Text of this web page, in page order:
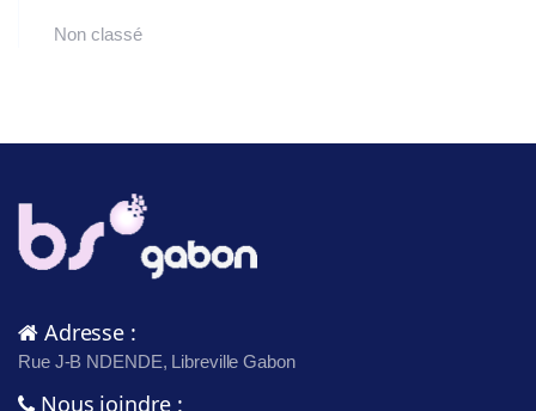
Non classé
Adresse :
Rue J-B NDENDE, Libreville Gabon
Nous joindre :